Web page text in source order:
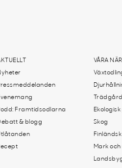
Framtidsodlarna
& blogg
VÅRA
Skog
Mark och